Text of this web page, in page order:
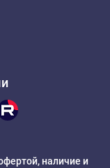
наличие и